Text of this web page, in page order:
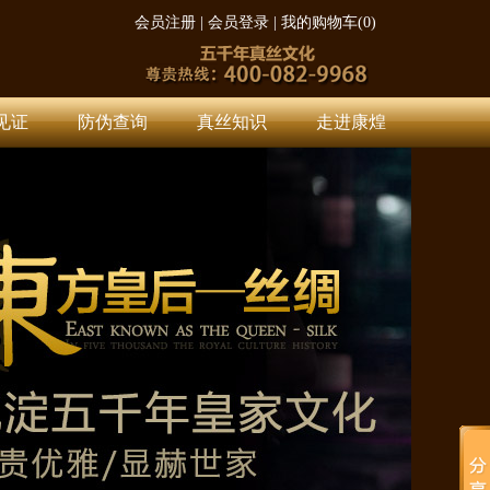
会员注册 会员登录 我的购物车(0)
证 防伪查询 真丝知识 走进康煌